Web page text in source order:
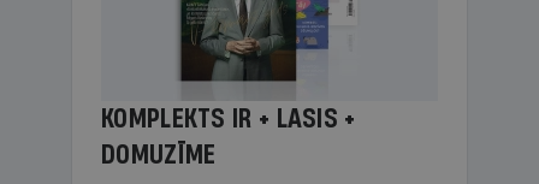
KOMPLEKTS IR + LASIS +
DOMUZĪME